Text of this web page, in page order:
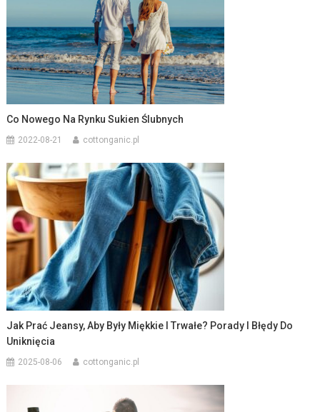
Co Nowego Na Rynku Sukien Ślubnych
2022-08-21 cottonganic.pl
Jak Prać Jeansy, Aby Były Miękkie I Trwałe? Porady I Błędy Do
Uniknięcia
2025-08-06 cottonganic.pl